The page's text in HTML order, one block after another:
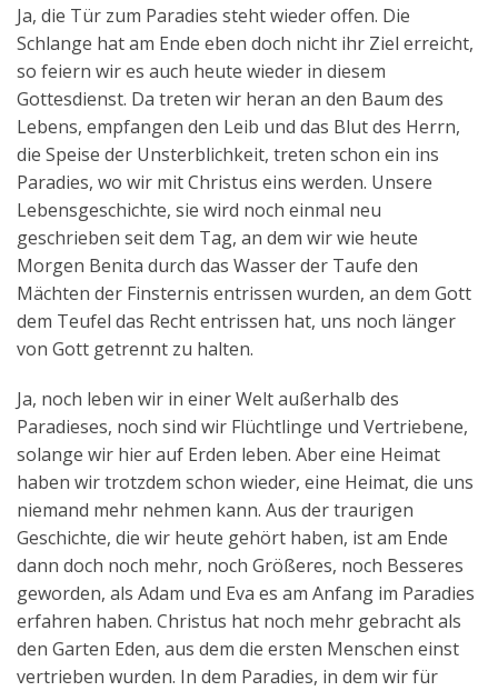
Ja, die Tür zum Paradies steht wieder offen. Die
Schlange hat am Ende eben doch nicht ihr Ziel erreicht,
so feiern wir es auch heute wieder in diesem
Gottesdienst. Da treten wir heran an den Baum des
Lebens, empfangen den Leib und das Blut des Herrn,
die Speise der Unsterblichkeit, treten schon ein ins
Paradies, wo wir mit Christus eins werden. Unsere
Lebensgeschichte, sie wird noch einmal neu
geschrieben seit dem Tag, an dem wir wie heute
Morgen Benita durch das Wasser der Taufe den
Mächten der Finsternis entrissen wurden, an dem Gott
dem Teufel das Recht entrissen hat, uns noch länger
von Gott getrennt zu halten.
Ja, noch leben wir in einer Welt außerhalb des
Paradieses, noch sind wir Flüchtlinge und Vertriebene,
solange wir hier auf Erden leben. Aber eine Heimat
haben wir trotzdem schon wieder, eine Heimat, die uns
niemand mehr nehmen kann. Aus der traurigen
Geschichte, die wir heute gehört haben, ist am Ende
dann doch noch mehr, noch Größeres, noch Besseres
geworden, als Adam und Eva es am Anfang im Paradies
erfahren haben. Christus hat noch mehr gebracht als
den Garten Eden, aus dem die ersten Menschen einst
vertrieben wurden. In dem Paradies, in dem wir für